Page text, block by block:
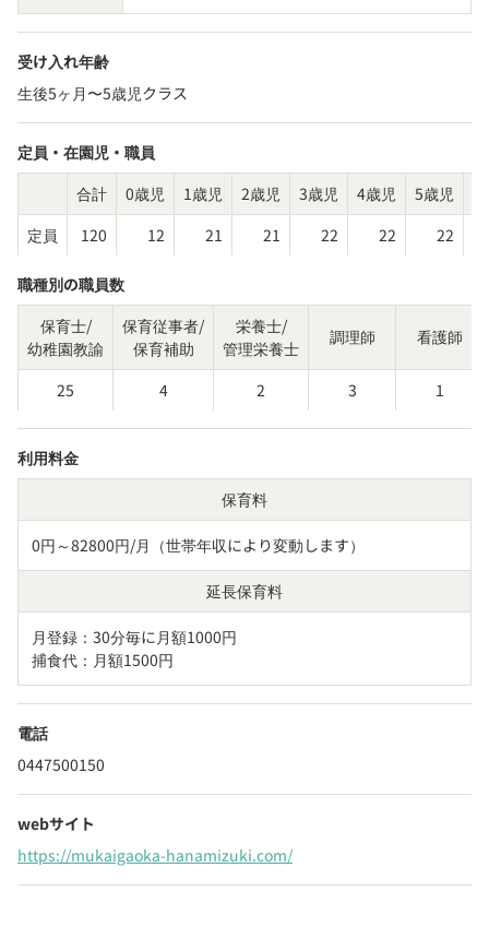
受け入れ年齢
生後5ヶ月〜5歳児クラス
定員・在園児・職員
合計
0歳児 1歳児 2歳児 3歳児 4歳児 5歳児
定員
120 12 21 21 22 22 22
職種別の職員数
保育士/
幼稚園教諭
保育従事者/
保育補助
栄養士/
管理栄養士
調理師 看護師
25 4 2 3 1
利用料金
保育料
0円～82800円/月（世帯年収により変動します）
延長保育料
月登録：30分毎に月額1000円
捕食代：月額1500円
電話
0447500150
webサイト
https://mukaigaoka-hanamizuki.com/